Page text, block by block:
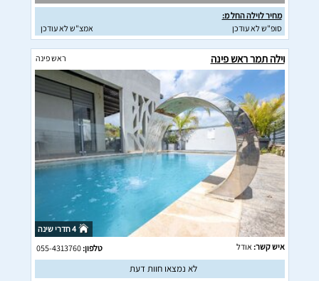
מחיר לוילה החל מ:
סופ"ש לא עודכן
אמצ"ש לא עודכן
וילה תמר ראש פינה ראש פינה
4 חדרי שינה
איש קשר: אודל טלפון:055-4313760
לא נמצאו חוות דעת